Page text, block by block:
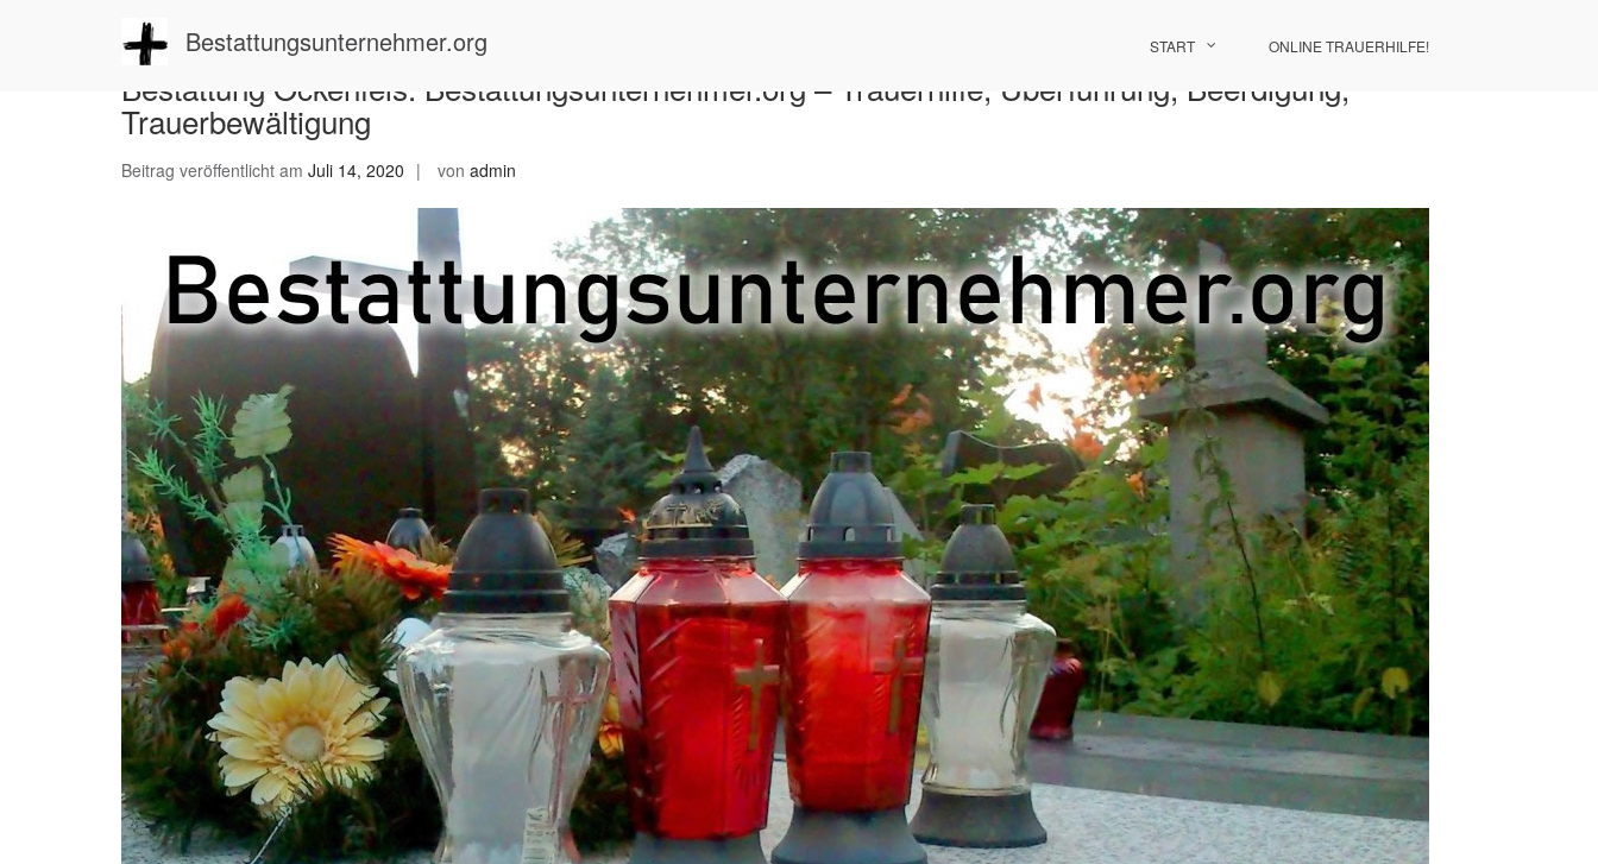
Bestattungsunternehmer.org START ONLINE TRAUERHILFE!
Bestattung Ockenfels: Bestattungsunternehmer.org – Trauerhilfe, Überführung, Beerdigung,
Trauerbewältigung
Beitrag veröffentlicht am Juli 14, 2020 von admin